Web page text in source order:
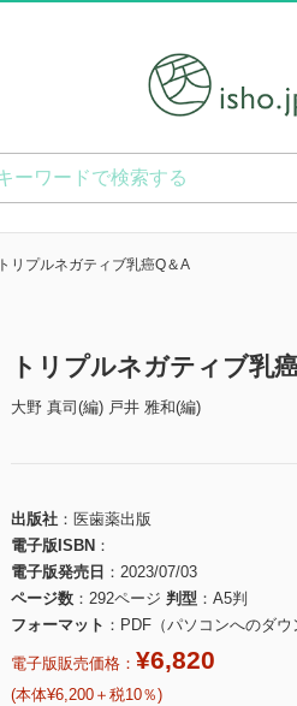
トリプルネガティブ乳癌Q＆A
トリプルネガティブ乳
大野 真司(編) 戸井 雅和(編)
出版社
医歯薬出版
電子版ISBN
電子版発売日
2023/07/03
ページ数
292ページ 判型
A5判
フォーマット
PDF（パソコンへのダウ
電子版販売価格： ¥6,820
(本体¥6,200＋税10％)